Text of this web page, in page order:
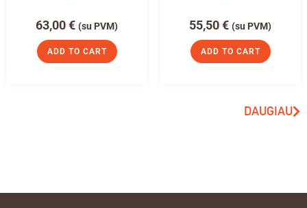
63,00€ (su PVM)
ADD TO CART
55,50€ (su PVM)
ADD TO CART
DAUGIAU